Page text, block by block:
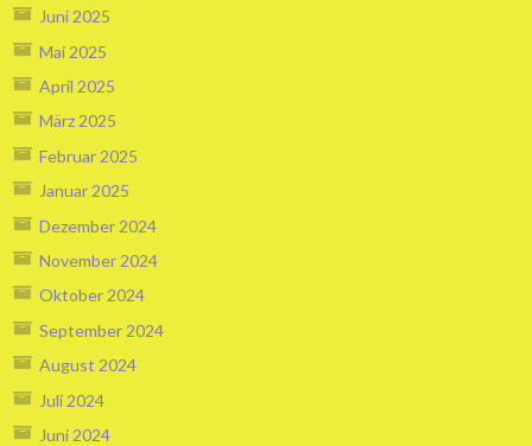
Juni 2025
Mai 2025
April 2025
März 2025
Februar 2025
Januar 2025
Dezember 2024
November 2024
Oktober 2024
September 2024
August 2024
Juli 2024
Juni 2024